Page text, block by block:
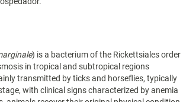
) is a bacterium of the Rickettsiales order
in tropical and subtropical regions
transmitted by ticks and horseflies, typically
with clinical signs characterized by anemia